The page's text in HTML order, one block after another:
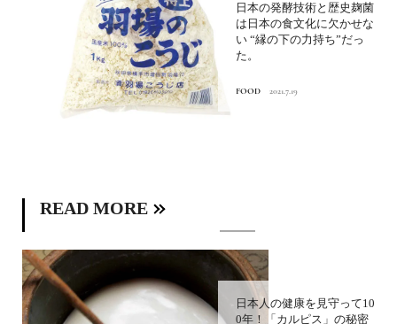
日本の発酵技術と歴史麹菌
は日本の食文化に欠かせな
い “縁の下の力持ち”だっ
た。
FOOD 2021.7.19
READ MORE
日本人の健康を見守って10
0年！「カルピス」の秘密